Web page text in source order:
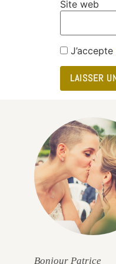
Site web
J’accepte
Bonjour Patrice